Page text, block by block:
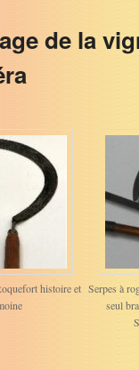
de la
histoire et Serpes à
seul